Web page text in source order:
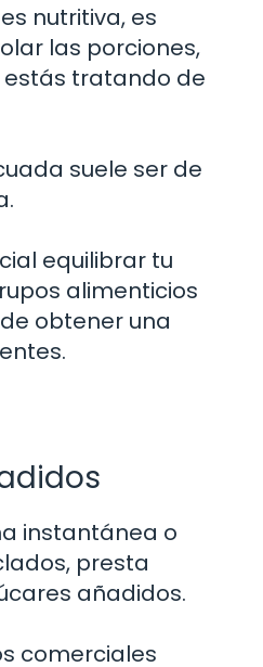
nutritiva, es
las porciones,
tratando de
suele ser de
equilibrar tu
alimenticios
obtener una
instantánea o
presta
añadidos.
comerciales